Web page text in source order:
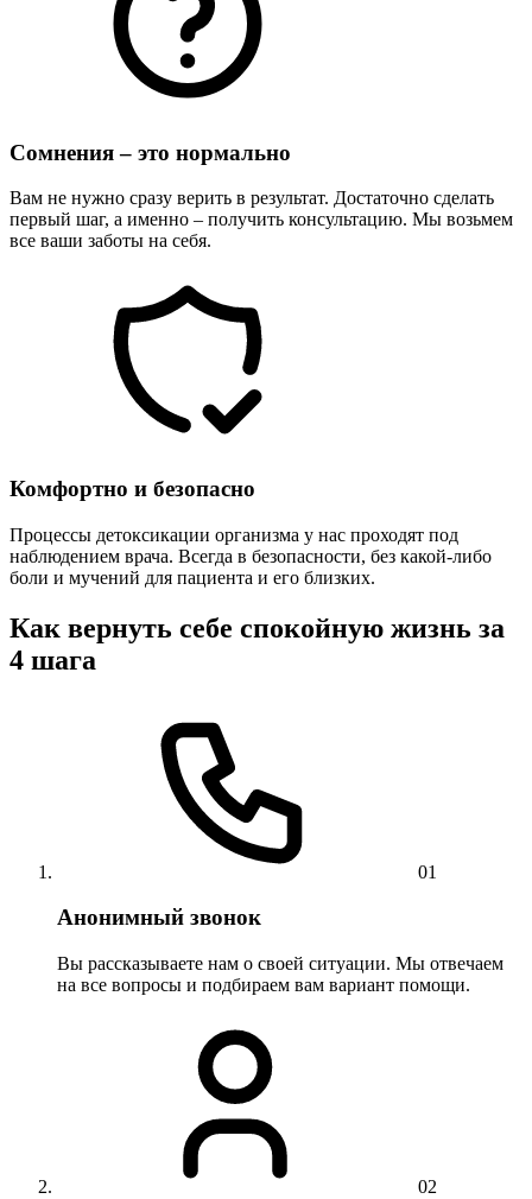
Сомнения – это нормально
Вам не нужно сразу верить в результат. Достаточно сделать
первый шаг, а именно – получить консультацию. Мы возьмем
все ваши заботы на себя.
Комфортно и безопасно
Процессы детоксикации организма у нас проходят под
наблюдением врача. Всегда в безопасности, без какой-либо
боли и мучений для пациента и его близких.
Как вернуть себе спокойную жизнь за
4 шага
01
Анонимный звонок
Вы рассказываете нам о своей ситуации. Мы отвечаем
на все вопросы и подбираем вам вариант помощи.
02